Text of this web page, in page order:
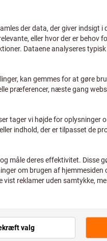
Individuelle priser for
Bemærk venligst
Tilføj til ønskeliste